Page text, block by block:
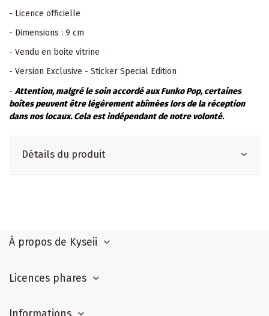
- Licence officielle
- Dimensions : 9 cm
- Vendu en boite vitrine
- Version Exclusive - Sticker Special Edition
- Attention, malgré le soin accordé aux Funko Pop, certaines
boîtes peuvent être légèrement abîmées lors de la réception
dans nos locaux. Cela est indépendant de notre volonté.
Détails du produit
À propos de Kyseii
Licences phares